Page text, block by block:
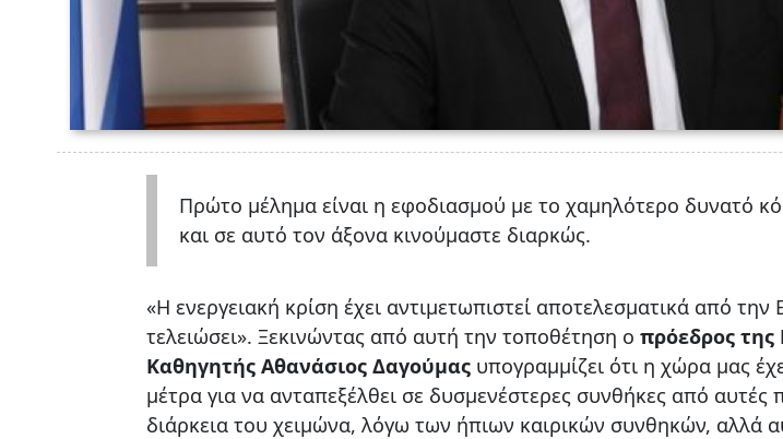
Πρώτο μέλημα είναι η εφοδιασμού με το χαμηλότερο δυνατό
και σε αυτό τον άξονα κινούμαστε διαρκώς.
«Η ενεργειακή κρίση έχει αντιμετωπιστεί αποτελεσματικά από την
τελειώσει». Ξεκινώντας από αυτή την τοποθέτηση ο πρόεδρος
Καθηγητής Αθανάσιος Δαγούμας υπογραμμίζει ότι η χώρα μας
μέτρα για να ανταπεξέλθει σε δυσμενέστερες συνθήκες από
διάρκεια του χειμώνα, λόγω των ήπιων καιρικών συνθηκών, αλλά